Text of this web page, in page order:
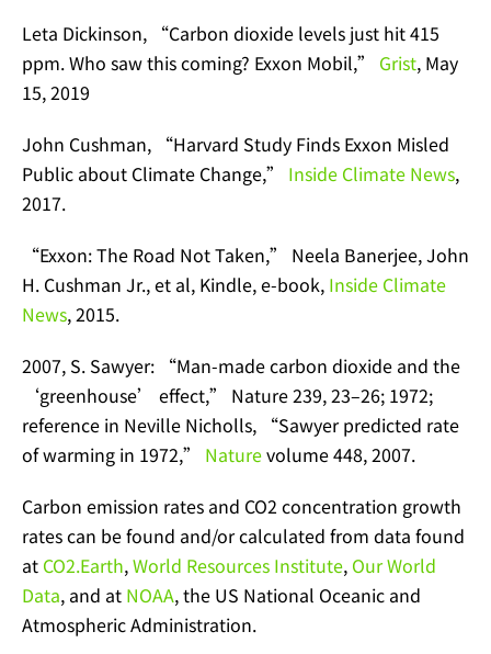
Leta Dickinson, “Carbon dioxide levels just hit 415
ppm. Who saw this coming? Exxon Mobil,” Grist, May
15, 2019
John Cushman, “Harvard Study Finds Exxon Misled
Public about Climate Change,” Inside Climate News,
2017.
“Exxon: The Road Not Taken,” Neela Banerjee, John
H. Cushman Jr., et al, Kindle, e-book, Inside Climate
News, 2015.
2007, S. Sawyer: “Man-made carbon dioxide and the
‘greenhouse’ effect,” Nature 239, 23–26; 1972;
reference in Neville Nicholls, “Sawyer predicted rate
of warming in 1972,” Naturevolume 448, 2007.
Carbon emission rates and CO2 concentration growth
rates can be found and/or calculated from data found
at CO2.Earth,World Resources Institute, Our World
Data, and at NOAA, the US National Oceanic and
Atmospheric Administration.